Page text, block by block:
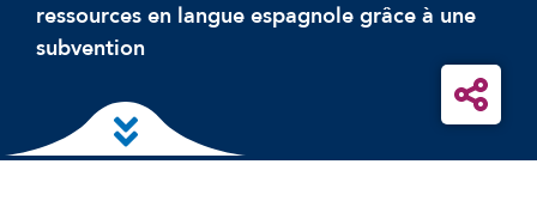
ressources en langue espagnole grâce à une
subvention
Skip to main content